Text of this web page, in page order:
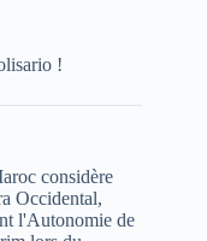
!
considère
Occidental,
l'Autonomie de